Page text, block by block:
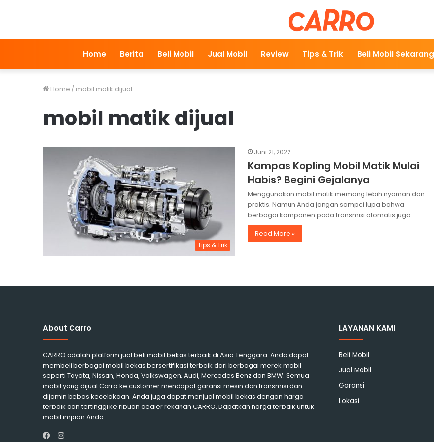
Home Berita Beli Mobil Jual Mobil Review Tips & Trik Beli Mobil Sekarang
Home / mobil matik dijual
mobil matik dijual
Tips & Trik
Juni 21, 2022
Kampas Kopling Mobil Matik Mulai
Habis? Begini Gejalanya
Menggunakan mobil matik memang lebih nyaman dan
praktis. Namun Anda jangan sampai lupa bahwa
berbagai komponen pada transmisi otomatis juga…
Read More »
About Carro
CARRO adalah platform jual beli mobil bekas terbaik di Asia Tenggara. Anda dapat
membeli berbagai mobil bekas bersertifikasi terbaik dari berbagai merek mobil
seperti Toyota, Nissan, Honda, Volkswagen, Audi, Mercedes Benz dan BMW. Semua
mobil yang dijual Carro ke customer mendapat garansi mesin dan transmisi dan
dijamin bebas kecelakaan. Anda juga dapat menjual mobil bekas dengan harga
terbaik dan tertinggi ke ribuan dealer rekanan CARRO. Dapatkan harga terbaik untuk
mobil impian Anda.
Instagram
LAYANAN KAMI
Beli Mobil
Jual Mobil
Garansi
Lokasi